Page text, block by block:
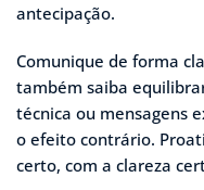
antecipação.
Comunique de forma
também saiba
técnica ou mensagens
o efeito contrário.
certo, com a clareza